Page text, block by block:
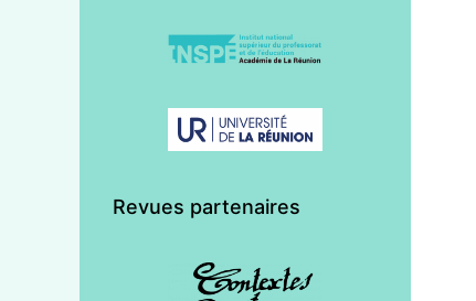
Revues partenaires